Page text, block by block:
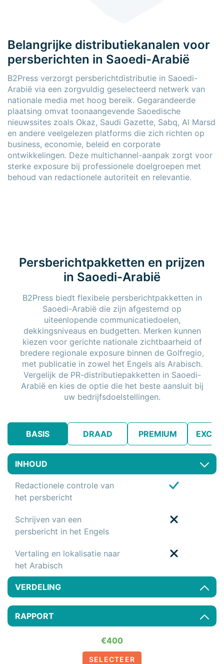
Belangrijke distributiekanalen voor
persberichten in Saoedi-Arabië
B2Press verzorgt persberichtdistributie in Saoedi-
Arabië via een zorgvuldig geselecteerd netwerk van
nationale media met hoog bereik. Gegarandeerde
plaatsing omvat toonaangevende Saoedische
nieuwssites zoals Okaz, Saudi Gazette, Sabq, Al Marsd
en andere veelgelezen platforms die zich richten op
business, economie, beleid en corporate
ontwikkelingen. Deze multichannel-aanpak zorgt voor
sterke exposure bij professionele doelgroepen met
behoud van redactionele autoriteit en relevantie.
Persberichtpakketten en prijzen
in Saoedi-Arabië
B2Press biedt flexibele persberichtpakketten in
Saoedi-Arabië die zijn afgestemd op
uiteenlopende communicatiedoelen,
dekkingsniveaus en budgetten. Merken kunnen
kiezen voor gerichte nationale zichtbaarheid of
bredere regionale exposure binnen de Golfregio,
met publicatie in zowel het Engels als Arabisch.
Vergelijk de PR-distributiepakketten in Saoedi-
Arabië en kies de optie die het beste aansluit bij
uw bedrijfsdoelstellingen.
BASIS DRAAD PREMIUM
INHOUD
Redactionele controle van
het persbericht
Schrijven van een
persbericht in het Engels
Vertaling en lokalisatie naar
het Arabisch
VERDELING
RAPPORT
€400
SELECTEER